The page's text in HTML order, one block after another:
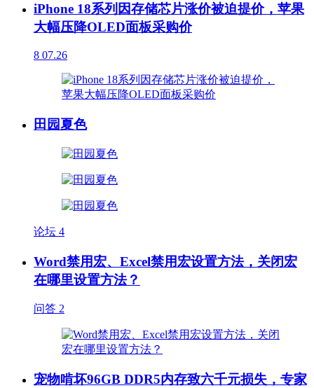
iPhone 18系列因存储芯片涨价被迫提价，苹果
大幅压降OLED面板采购价
8 07.26
田园夏色
论坛 4
Word禁用宏、Excel禁用宏设置方法，关闭宏
在哪里设置方法？
问答 2
宠物啃坏96GB DDR5内存致六千元损失，专家